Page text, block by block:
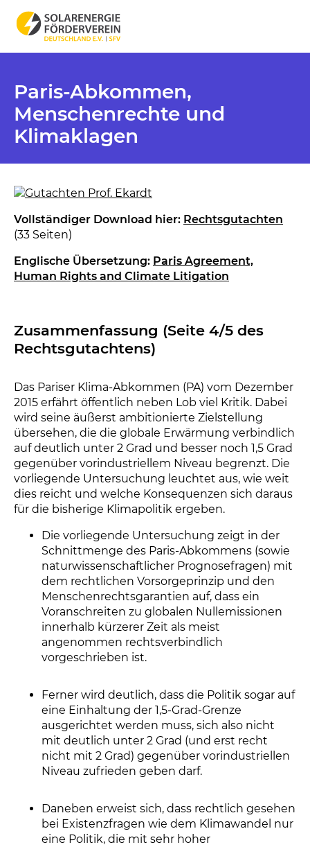
Paris-Abkommen,
Menschenrechte und
Klimaklagen
Vollständiger Download hier: Rechtsgutachten
(33 Seiten)
Englische Übersetzung: Paris Agreement,
Human Rights and Climate Litigation
Zusammenfassung (Seite 4/5 des
Rechtsgutachtens)
Das Pariser Klima-Abkommen (PA) vom Dezember
2015 erfährt öffentlich neben Lob viel Kritik. Dabei
wird seine äußerst ambitionierte Zielstellung
übersehen, die die globale Erwärmung verbindlich
auf deutlich unter 2 Grad und besser noch 1,5 Grad
gegenüber vorindustriellem Niveau begrenzt. Die
vorliegende Untersuchung leuchtet aus, wie weit
dies reicht und welche Konsequenzen sich daraus
für die bisherige Klimapolitik ergeben.
Die vorliegende Untersuchung zeigt in der
Schnittmenge des Paris-Abkommens (sowie
naturwissenschaftlicher Prognosefragen) mit
dem rechtlichen Vorsorgeprinzip und den
Menschenrechtsgarantien auf, dass ein
Voranschreiten zu globalen Nullemissionen
innerhalb kürzerer Zeit als meist
angenommen rechtsverbindlich
vorgeschrieben ist.
Ferner wird deutlich, dass die Politik sogar auf
eine Einhaltung der 1,5-Grad-Grenze
ausgerichtet werden muss, sich also nicht
mit deutlich unter 2 Grad (und erst recht
nicht mit 2 Grad) gegenüber vorindustriellen
Niveau zufrieden geben darf.
Daneben erweist sich, dass rechtlich gesehen
bei Existenzfragen wie dem Klimawandel nur
eine Politik, die mit sehr hoher